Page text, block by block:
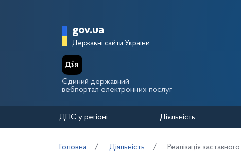
Головна сторінка
gov.ua
Державні сайти України
Єдиний державний
вебпортал електронних послуг
ДПС у регіоні Діяльність
Головна Діяльність Реалізація